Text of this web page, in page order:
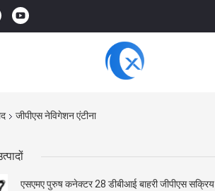
जीपीएस नेविगेशन एंटीना
एसएमए पुरुष कनेक्टर 28 डीबीआई बाहरी जीपीएस सक्रिय